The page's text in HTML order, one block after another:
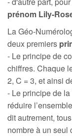
prénom Lily-
La Géo-
deux premiers
- Le principe de
chiffres. Chaque
2, C = 3, et ainsi
- Le principe de
réduire
dit autrement,
nombre à un seul